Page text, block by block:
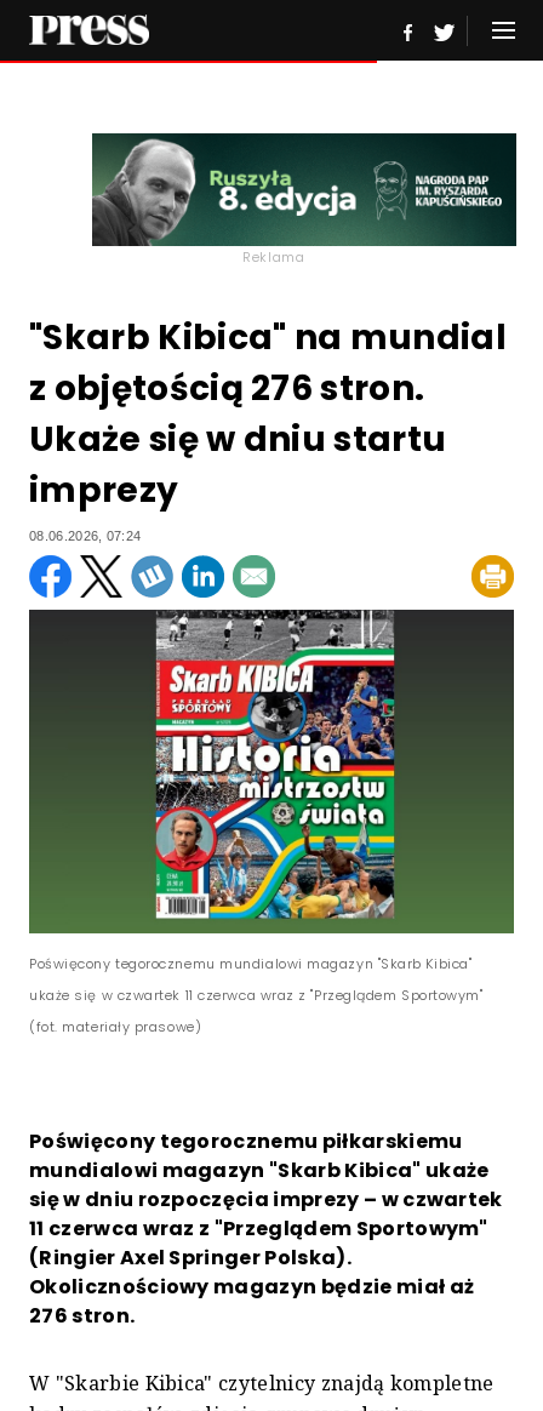
Reklama
"Skarb Kibica" na mundial
z objętością 276 stron.
Ukaże się w dniu startu
imprezy
08.06.2026, 07:24
Poświęcony tegorocznemu mundialowi magazyn "Skarb Kibica"
ukaże się w czwartek 11 czerwca wraz z "Przeglądem Sportowym"
(fot. materiały prasowe)
Poświęcony tegorocznemu piłkarskiemu
mundialowi magazyn "Skarb Kibica" ukaże
się w dniu rozpoczęcia imprezy – w czwartek
11 czerwca wraz z "Przeglądem Sportowym"
(Ringier Axel Springer Polska).
Okolicznościowy magazyn będzie miał aż
276 stron.
W "Skarbie Kibica" czytelnicy znajdą kompletne